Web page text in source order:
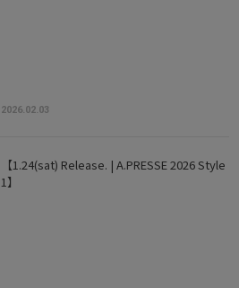
2026.02.03
【1.24(sat) Release. | A.PRESSE 2026 Style
1】